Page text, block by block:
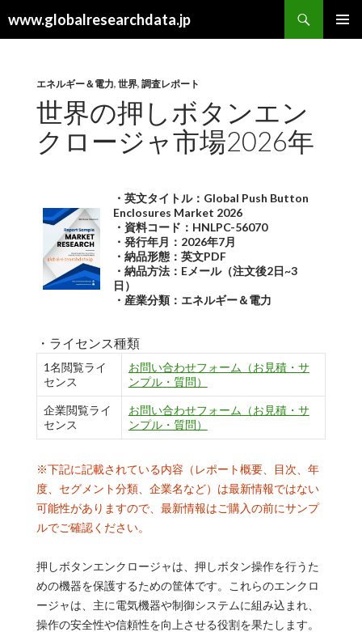
www.globalresearchdata.jp
索
エネルギー＆電力, 世界, 調査レポート
世界の押しボタンエン
クロージャ市場2026年
・英文タイトル：Global Push Button
Enclosures Market 2026
・資料コード：HNLPC-56070
・発行年月：2026年7月
・納品形態：英文PDF
・納品方法：Eメール（注文後2日~3
日）
・産業分類：エネルギー＆電力
・ライセンス種類
1名閲覧ライ
センス
お問い合わせフォーム（お見積・サ
ンプル・質問）
企業閲覧ライ
センス
お問い合わせフォーム（お見積・サ
ンプル・質問）
※下記に記載されている内容（レポート概要、目次、年
度、セグメント分類、企業名など）は最新情報ではない
可能性がありますので、最新情報はご購入の前にサンプ
ルでご確認ください。
押しボタンエンクロージャは、押しボタン操作を行うた
めの機器を保護するための筐体です。これらのエンクロ
ージャは、主に電気機器や制御システムに組み込まれ、
操作の安全性や信頼性を向上させる役割を果たします。